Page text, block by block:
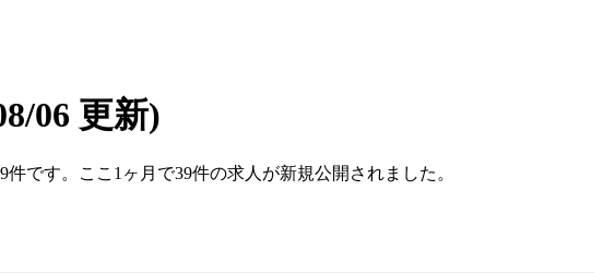
06 更新)
です。ここ1ヶ月で39件の求人が新規公開されました。